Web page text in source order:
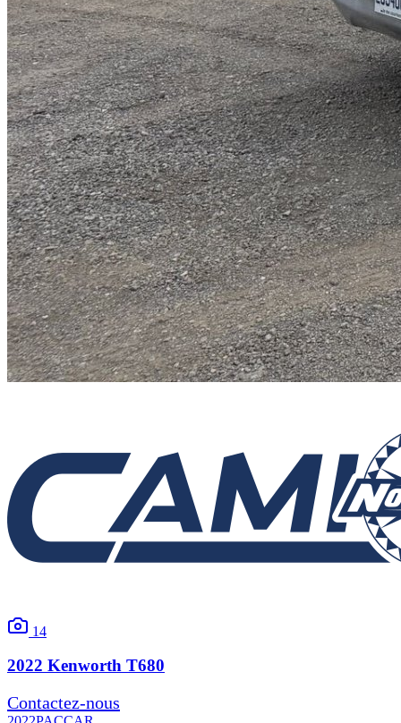
14
2022 Kenworth T680
Contactez-nous